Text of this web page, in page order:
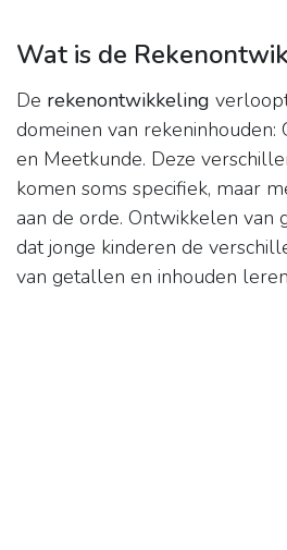
Wat is de
De rekenontwikkeling
domeinen van
en Meetkunde. Deze
komen soms specifiek, maar
aan de orde. Ontwikkelen
dat jonge kinderen de
van getallen en inhouden